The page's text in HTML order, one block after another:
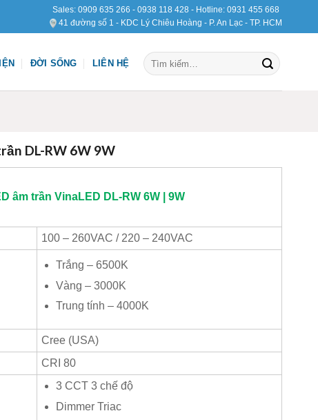
Sales: 0909 635 266 - 0938 118 428 - Hotline: 0931 455 668
41 đường số 1 - KDC Lý Chiêu Hoàng - P. An Lạc - TP. HCM
ĐỜI SỐNG LIÊN HỆ
Tìm
kiếm:
DL-RW 6W 9W
âm trần VinaLED DL-RW 6W | 9W
100 – 260VAC / 220 – 240VAC
Trắng – 6500K
Vàng – 3000K
Trung tính – 4000K
Cree (USA)
CRI 80
3 CCT 3 chế độ
Dimmer Triac